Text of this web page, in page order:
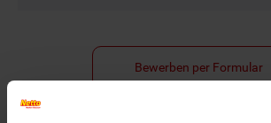
Bewerben per Formular